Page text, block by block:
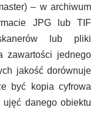
– w archiwum
JPG lub TIF
lub pliki
zawartości jednego
jakość dorównuje
być kopia cyfrowa
ujęć danego obiektu